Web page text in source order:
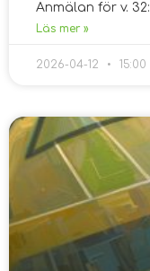
Anmälan för v. 32:
Läs mer »
2026-04-12 15:00